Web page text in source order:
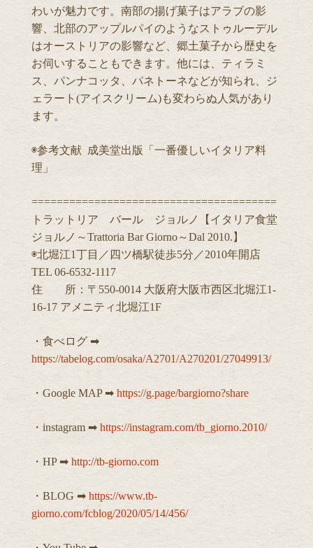
わいが魅力です。南部の揚げ菓子はアラブの影
響、北部のアップルパイのようなストゥルーデル
はオーストリアの影響など、郷土菓子から歴史を
お伺いすることもできます。他には、ティラミ
ス、パンナコッタ、パネトーネなどが知られ、ジ
ェラート(アイスクリーム)も変わらぬ人気があり
ます。
◉参考文献 成美堂出版「一番優しいイタリア料
理」
=======================================
トラットリア バール ジョルノ【イタリア食堂
ジョルノ～Trattoria Bar Giorno～Dal 2010.】
◉北堀江1丁目／四ツ橋駅徒歩5分／2010年開店
TEL 06-6532-1117
住 所：〒550-0014 大阪府大阪市西区北堀江1-
16-17 アメニティ北堀江1F
・食べログ ➡︎
https://tabelog.com/osaka/A2701/A270201/27049913/
・Google MAP ➡︎ https://g.page/bargiorno?share
・instagram ➡︎ https://instagram.com/tb_giorno.2010/
・HP ➡︎ http://tb-giorno.com
・BLOG ➡︎ https://www.tb-
giorno.com/fcblog/2020/05/14/456/